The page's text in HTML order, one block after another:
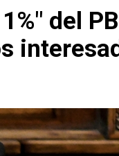
del